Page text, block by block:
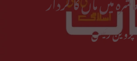
پروین رئیس